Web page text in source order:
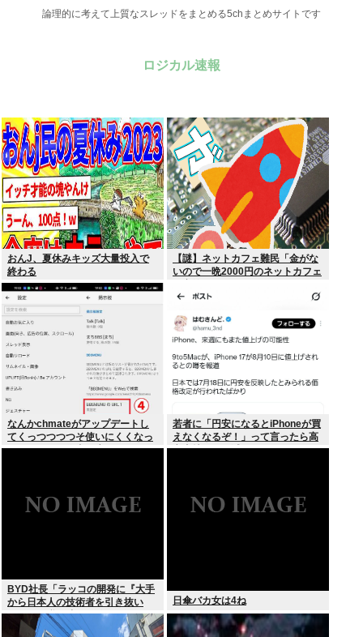
論理的に考えて上質なスレッドをまとめる5chまとめサイトです
ロジカル速報
おんJ、夏休みキッズ大量投入で
終わる
【謎】ネットカフェ難民「金がな
いので一晩2000円のネットカフェ
なんかchmateがアップデートし
てくっつつつつそ使いにくくなっ
たんだけど？作者馬鹿なの？死ぬ
若者に「円安になるとiPhoneが買
えなくなるぞ！」って言ったら高
市支持する奴減りそうだよな
BYD社長「ラッコの開発に『大手
から日本人の技術者を引き抜い
た』って噂は嘘。開発チームに日
本人は0人です」
日傘バカ女は4ね